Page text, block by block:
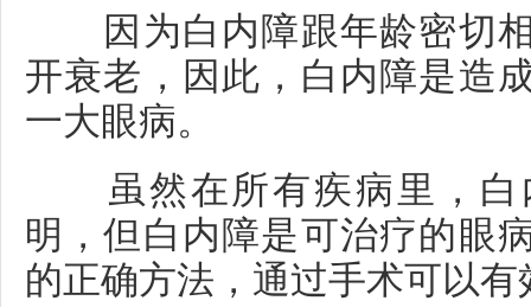
因为白内障跟年龄密切
开衰老，因此，白内障是造
一大眼病。
虽然在所有疾病里，白
明，但白内障是可治疗的眼
的正确方法，通过手术可以